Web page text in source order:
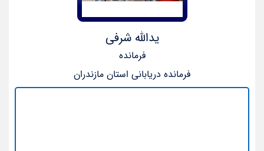
یدالله شرفی
فرمانده
فرمانده دریابانی استان مازندران